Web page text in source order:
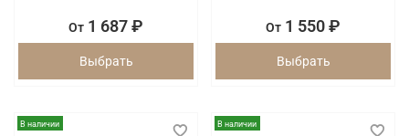
От 1 687 ₽
Выбрать
От 1 550 ₽
Выбрать
В наличии В наличии